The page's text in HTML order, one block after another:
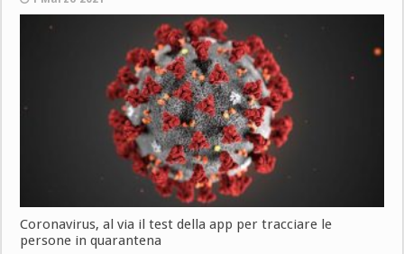
Coronavirus, al via il test della app per tracciare le
persone in quarantena